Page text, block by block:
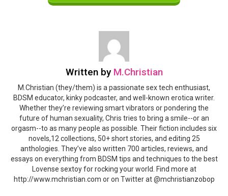
Written by M.Christian
M.Christian (they/them) is a passionate sex tech enthusiast,
BDSM educator, kinky podcaster, and well-known erotica writer.
Whether they’re reviewing smart vibrators or pondering the
future of human sexuality, Chris tries to bring a smile--or an
orgasm--to as many people as possible. Their fiction includes six
novels,12 collections, 50+ short stories, and editing 25
anthologies. They’ve also written 700 articles, reviews, and
essays on everything from BDSM tips and techniques to the best
Lovense sextoy for rocking your world. Find more at
http://www.mchristian.com or on Twitter at @mchristianzobop